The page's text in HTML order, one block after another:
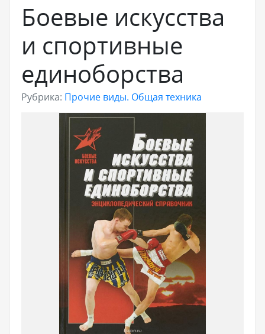
Боевые искусства
и спортивные
единоборства
Рубрика: Прочие виды. Общая техника